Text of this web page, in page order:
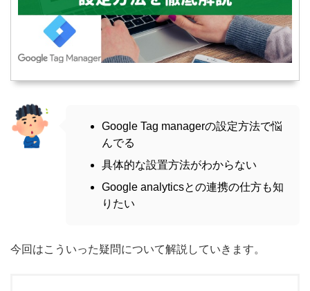
Google Tag managerの設定方法で悩
んでる
具体的な設置方法がわからない
Google analyticsとの連携の仕方も知
りたい
今回はこういった疑問について解説していきます。